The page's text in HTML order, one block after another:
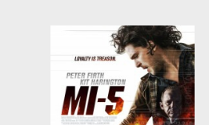
затопления станции
РИА Новости: модули РОС
будут отделены от МКС на
высоте 300 километров от
Земли.